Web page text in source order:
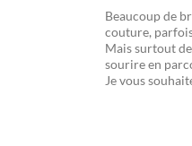
Beaucoup de
couture,
Mais surtout
sourire en
Je vous